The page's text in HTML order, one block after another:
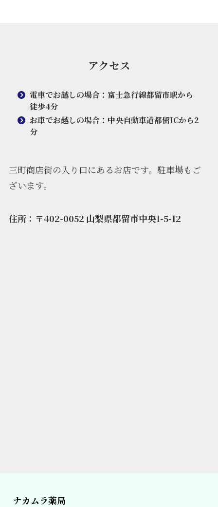
アクセス
電車でお越しの場合：富士急行線都留市駅から
徒歩4分
お車でお越しの場合：中央自動車道都留ICから2
分
三町商店街の入り口にあるお店です。駐車場もご
ざいます。
住所：〒402-0052 山梨県都留市中央1-5-12
ナカムラ薬局